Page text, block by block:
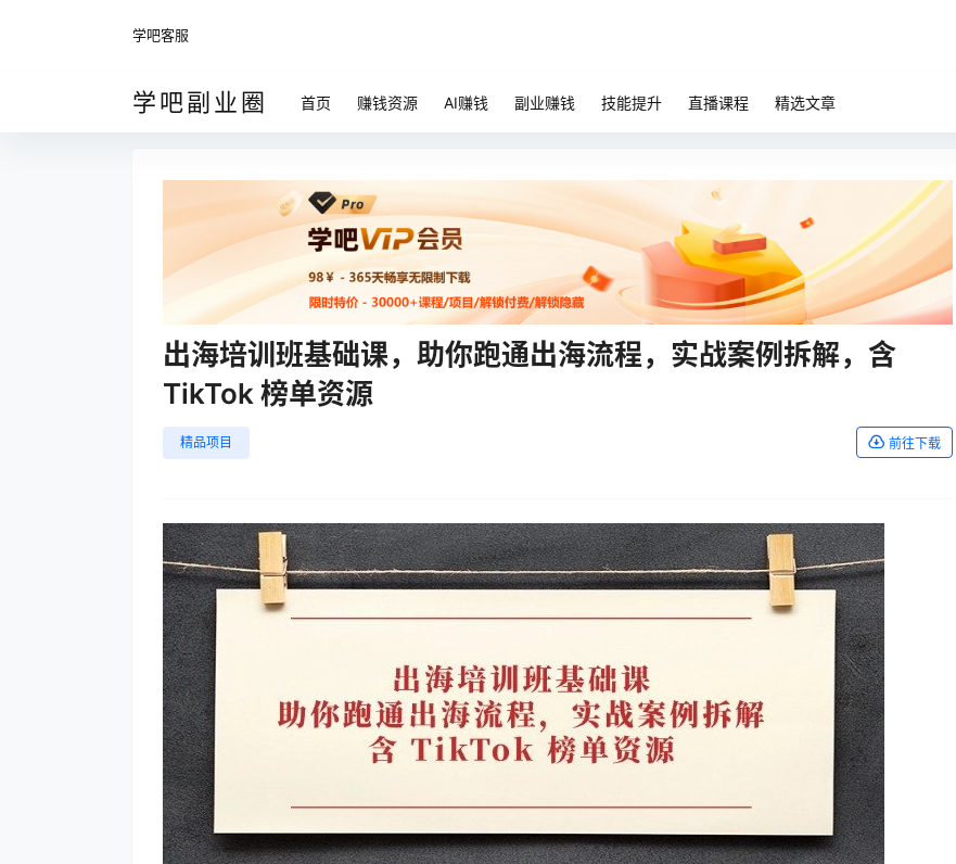
学吧客服
学吧副业圈 首页 赚钱资源 AI赚钱 副业赚钱 技能提升 直播课程 精选文章
出海培训班基础课，助你跑通出海流程，实战案例拆解，含
TikTok 榜单资源
精品项目 前往下载